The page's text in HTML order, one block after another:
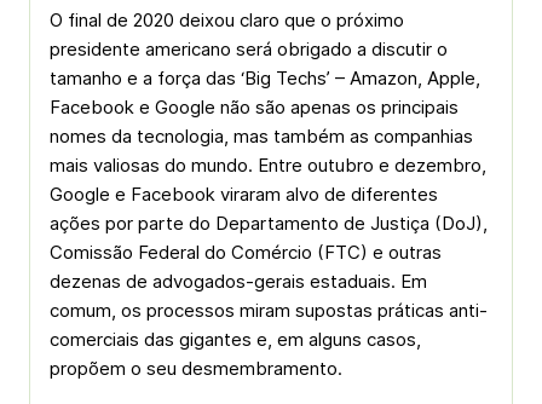
O final de 2020 deixou claro que o próximo
presidente americano será obrigado a discutir o
tamanho e a força das ‘Big Techs’ – Amazon, Apple,
Facebook e Google não são apenas os principais
nomes da tecnologia, mas também as companhias
mais valiosas do mundo. Entre outubro e dezembro,
Google e Facebook viraram alvo de diferentes
ações por parte do Departamento de Justiça (DoJ),
Comissão Federal do Comércio (FTC) e outras
dezenas de advogados-gerais estaduais. Em
comum, os processos miram supostas práticas anti-
comerciais das gigantes e, em alguns casos,
propõem o seu desmembramento.